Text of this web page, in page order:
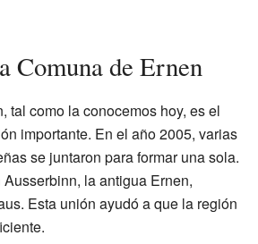
Comuna de Ernen
tal como la conocemos hoy, es el
importante. En el año 2005, varias
se juntaron para formar una sola.
la antigua Ernen,
Esta unión ayudó a que la región